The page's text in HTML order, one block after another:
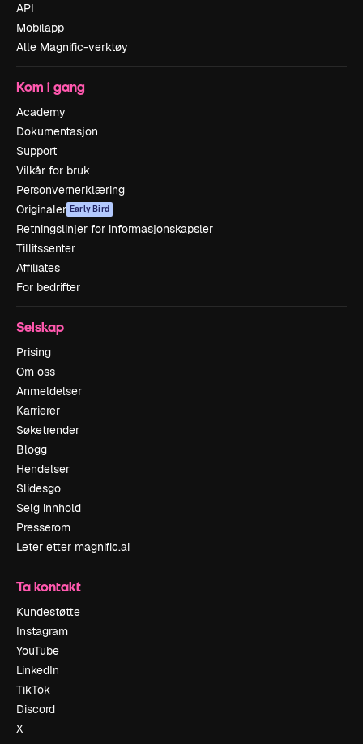
API
Mobilapp
Alle Magnific-verktøy
Kom i gang
Academy
Dokumentasjon
Support
Vilkår for bruk
Personvernerklæring
Originaler Early Bird
Retningslinjer for informasjonskapsler
Tillitssenter
Affiliates
For bedrifter
Selskap
Prising
Om oss
Anmeldelser
Karrierer
Søketrender
Blogg
Hendelser
Slidesgo
Selg innhold
Presserom
Leter etter magnific.ai
Ta kontakt
Kundestøtte
Instagram
YouTube
LinkedIn
TikTok
Discord
X